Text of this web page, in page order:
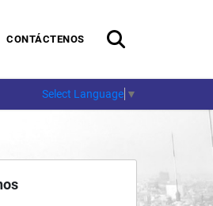
CONTÁCTENOS
Select Language ▼